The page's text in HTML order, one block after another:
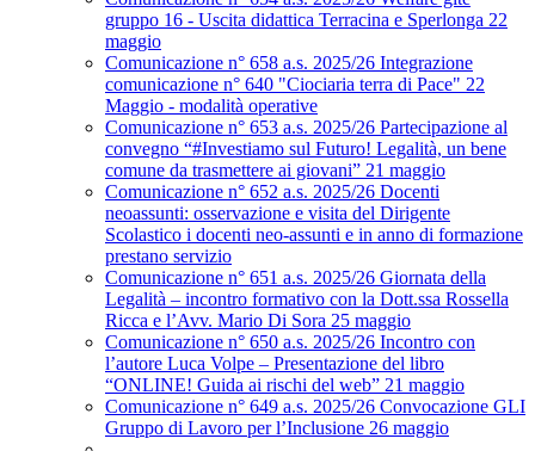
gruppo 16 - Uscita didattica Terracina e Sperlonga 22
maggio
Comunicazione n° 658 a.s. 2025/26 Integrazione
comunicazione n° 640 "Ciociaria terra di Pace" 22
Maggio - modalità operative
Comunicazione n° 653 a.s. 2025/26 Partecipazione al
convegno “#Investiamo sul Futuro! Legalità, un bene
comune da trasmettere ai giovani” 21 maggio
Comunicazione n° 652 a.s. 2025/26 Docenti
neoassunti: osservazione e visita del Dirigente
Scolastico i docenti neo-assunti e in anno di formazione
prestano servizio
Comunicazione n° 651 a.s. 2025/26 Giornata della
Legalità – incontro formativo con la Dott.ssa Rossella
Ricca e l’Avv. Mario Di Sora 25 maggio
Comunicazione n° 650 a.s. 2025/26 Incontro con
l’autore Luca Volpe – Presentazione del libro
“ONLINE! Guida ai rischi del web” 21 maggio
Comunicazione n° 649 a.s. 2025/26 Convocazione GLI
Gruppo di Lavoro per l’Inclusione 26 maggio